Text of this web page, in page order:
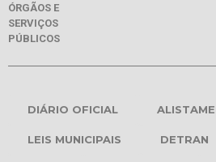
ÓRGÃOS E
SERVIÇOS
PÚBLICOS
DIÁRIO OFICIAL
LEIS MUNICIPAIS DETRAN